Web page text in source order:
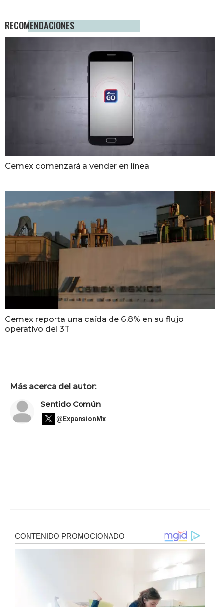
RECOMENDACIONES
Cemex comenzará a vender en línea
Cemex reporta una caída de 6.8% en su flujo
operativo del 3T
Más acerca del autor:
Sentido Común
@ExpansionMx